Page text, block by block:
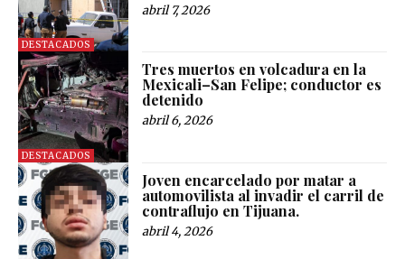
DESTACADOS
abril 7, 2026
DESTACADOS
Tres muertos en volcadura en la
Mexicali–San Felipe; conductor es
detenido
abril 6, 2026
Joven encarcelado por matar a
automovilista al invadir el carril de
contraflujo en Tijuana.
abril 4, 2026